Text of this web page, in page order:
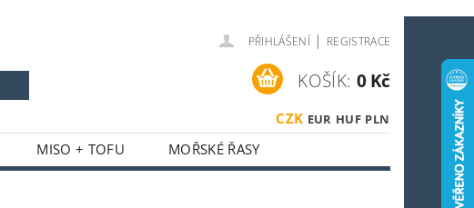
PŘIHLÁŠENÍ | REGISTRACE
CZK EUR HUF PLN
KOŠÍK: 0 Kč
MISO + TOFU
MOŘSKÉ ŘASY